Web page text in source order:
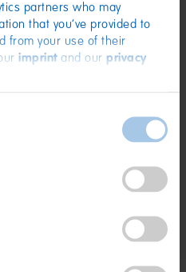
partners who may
that you’ve provided to
from your use of their
imprintand our privacy
pro 100 g
1459 kJ/343 kcal
<0,5 g